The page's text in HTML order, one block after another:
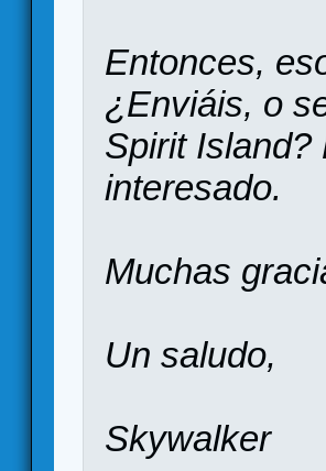
Entonces,
¿Enviáis, o
Spirit
interesado.
Muchas
Un saludo,
Skywalker